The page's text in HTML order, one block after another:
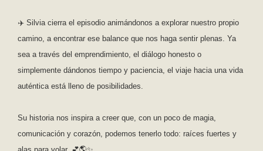
✈️ Silvia cierra el episodio animándonos a explorar nuestro propio
camino, a encontrar ese balance que nos haga sentir plenas. Ya
sea a través del emprendimiento, el diálogo honesto o
simplemente dándonos tiempo y paciencia, el viaje hacia una vida
auténtica está lleno de posibilidades.
Su historia nos inspira a creer que, con un poco de magia,
comunicación y corazón, podemos tenerlo todo: raíces fuertes y